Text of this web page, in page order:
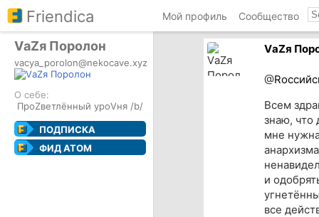
Friendica Мой профиль Сообщество
VаZя Поролон
vacya_porolon@nekocave.xyz
О себе:
ПроZветлённый уроVня /b/
ПОДПИСКА
ФИД ATOM
VаZя
@
Всем
знаю, что
мне
и
все